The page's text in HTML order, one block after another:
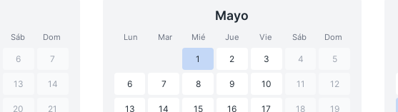
Sáb Dom
6 7
13 14
20 21
Mayo
Lun Mar Mié Jue Vie Sáb Dom
1 2 3 4 5
6 7 8 9 10 11 12
13 14 15 16 17 18 19